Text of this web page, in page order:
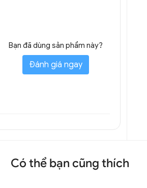
8304A
Bạn đã dùng sản phẩm này?
Đánh giá ngay
Có thể bạn cũng thích